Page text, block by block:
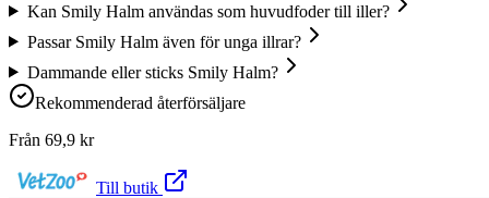
Kan Smily Halm användas som huvudfoder till iller?
Passar Smily Halm även för unga illrar?
Dammande eller sticks Smily Halm?
Rekommenderad återförsäljare
Från 69,9 kr
Till butik